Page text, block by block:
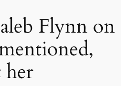
Flynn on